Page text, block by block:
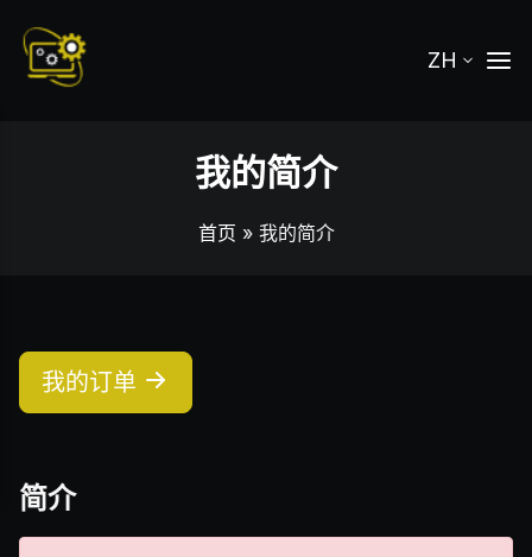
ZH
我的简介
首页 » 我的简介
我的订单
简介